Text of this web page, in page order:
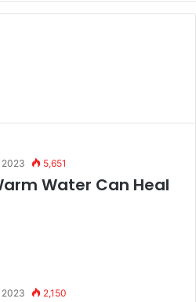
2023 5,651
Water Can Heal
2023 2,150